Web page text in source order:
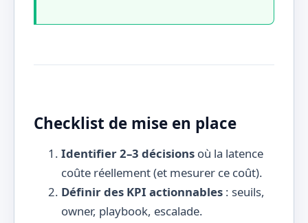
Checklist de mise en place
Identifier 2–3 décisions où la latence
coûte réellement (et mesurer ce coût).
Définir des KPI actionnables : seuils,
owner, playbook, escalade.